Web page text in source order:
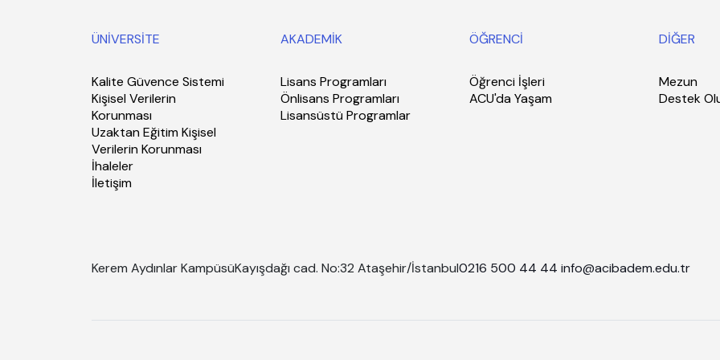
ÜNİVERSİTE
Kalite Güvence Sistemi
Kişisel Verilerin
Korunması
Uzaktan Eğitim Kişisel
Verilerin Korunması
İhaleler
İletişim
AKADEMİK
Lisans Programları
Önlisans Programları
Lisansüstü Programlar
ÖĞRENCİ
Öğrenci İşleri
ACU'da Yaşam
DİĞER
Mezun
Destek
Kerem Aydınlar KampüsüKayışdağı cad. No:32 Ataşehir/İstanbul0216 500 44 44 info@acibadem.edu.tr